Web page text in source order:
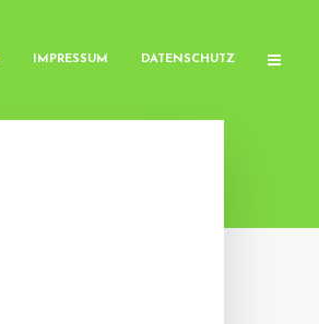
IMPRESSUM DATENSCHUTZ